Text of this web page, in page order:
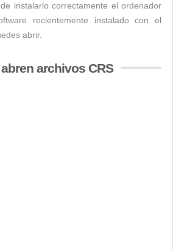
instalarlo correctamente el ordenador
recientemente instalado con el
abrir.
archivos CRS